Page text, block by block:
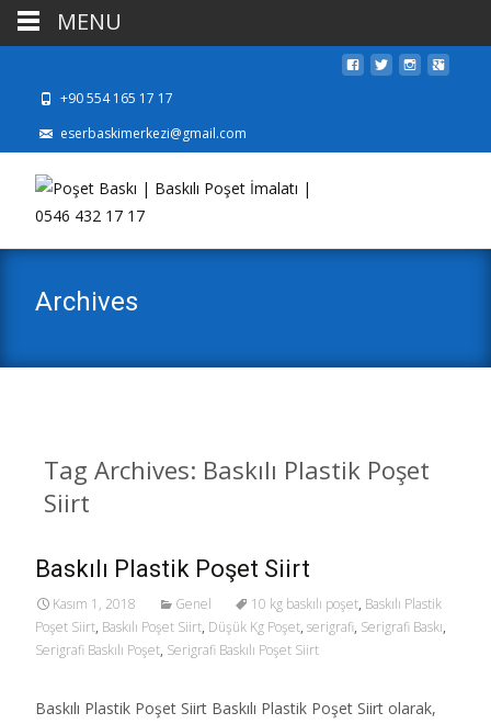
+90 554 165 17 17
eserbaskimerkezi@gmail.com
Archives
Tag Archives: Baskılı Plastik Poşet
Siirt
Baskılı Plastik Poşet Siirt
Kasım 1, 2018 Genel 10 kg baskılı poşet, Baskılı Plastik
Poşet Siirt, Baskılı Poşet Siirt, Düşük Kg Poşet, serigrafi, Serigrafi Baskı,
Serigrafi Baskılı Poşet, Serigrafi Baskılı Poşet Siirt
Baskılı Plastik Poşet Siirt Baskılı Plastik Poşet Siirt olarak,
MENU